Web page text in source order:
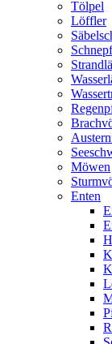
Tölpel
Löffler
Möwen
Enten